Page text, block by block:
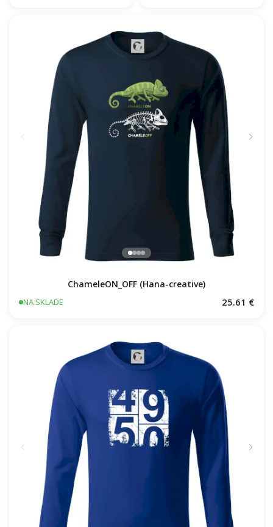
ChameleON_OFF (Hana-creative)
NA SKLADE 25.61 €